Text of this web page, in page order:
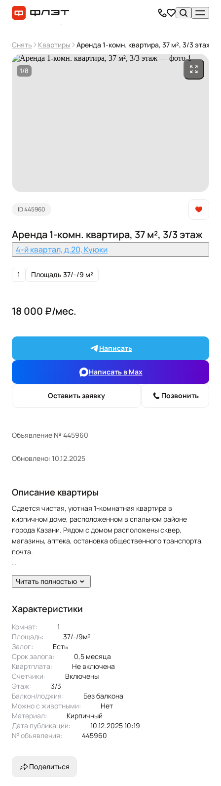
Снять Квартиры Аренда 1-комн. квартира, 37 м², 3/3 этаж
1/8
ID 445960
Аренда 1-комн. квартира, 37 м², 3/3 этаж
4-й квартал, д.20, Куюки
1 Площадь 37/-/9 м²
18 000 ₽/мес.
Написать
Написать в Max
Оставить заявку Позвонить
Объявление № 445960
Обновлено: 10.12.2025
Описание квартиры
Сдается чистая, уютная 1-комнатная квартира в
кирпичном доме, расположенном в спальном районе
города Казани. Рядом с домом расположены сквер,
магазины, аптека, остановка общественного транспорта,
почта.
В квартире сделан качественный ремонт. Сан. узел в
кафеле.
Жильцам предоставляется из мебели: кухонный гарнитур,
диван раскладной, кресла, гардеробная, шкаф, cтол,
стулья. Из техники: холодильник, плита, микроволновая
печь, духовка, стиральная машина.
Эксклюзивное предложение!!
Читать полностью
Характеристики
Комнат:
1
Площадь:
37/-/9м²
Залог:
есть
Срок залога:
0,5 месяца
Квартплата:
не включена
Счетчики:
включены
Этаж:
3/3
Балкон/лоджия:
без балкона
Можно с животными:
нет
Материал:
кирпичный
Дата публикации:
10.12.2025 10:19
№ объявления:
445960
Поделиться